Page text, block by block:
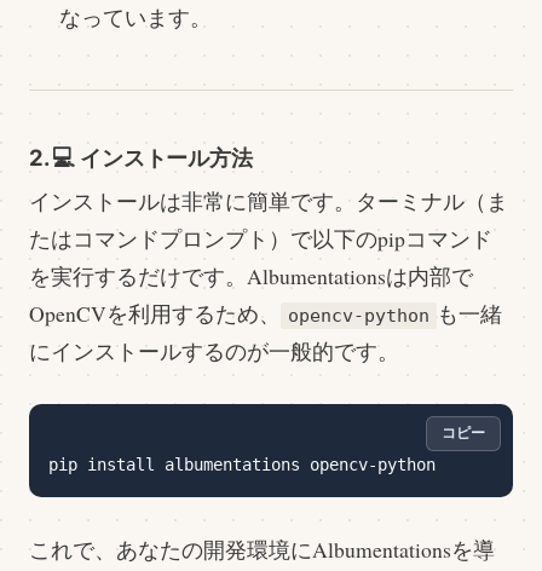
なっています。
2. 💻 インストール方法
インストールは非常に簡単です。ターミナル（ま
たはコマンドプロンプト）で以下のpipコマンド
を実行するだけです。Albumentationsは内部で
OpenCVを利用するため、
opencv-python も一緒
にインストールするのが一般的です。
コピー
これで、あなたの開発環境にAlbumentationsを導